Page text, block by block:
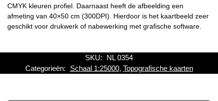
CMYK kleuren profiel. Daarnaast heeft de afbeelding een
afmeting van 40×50 cm (300DPI). Hierdoor is het kaartbeeld zeer
geschikt voor drukwerk of nabewerking met grafische software.
SKU:
NL 0354
Categorieën:
Schaal 1:25000, Topografische kaarten